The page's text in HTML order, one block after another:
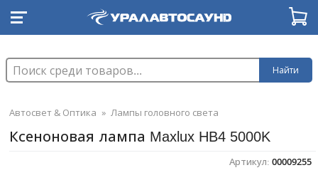
Найти
Автосвет & Оптика » Лампы головного света
Ксеноновая лампа Maxlux HB4 5000K
Артикул: 00009255